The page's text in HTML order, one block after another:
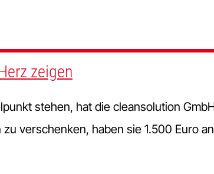
zeigen
stehen, hat die cleansolution
verschenken, haben sie 1.500 Euro